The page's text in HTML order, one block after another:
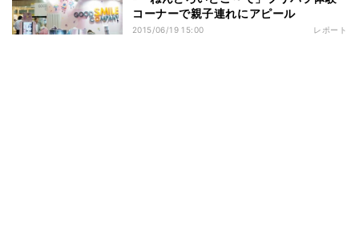
コーナーで親子連れにアピール
2015/06/19 15:00 レポート